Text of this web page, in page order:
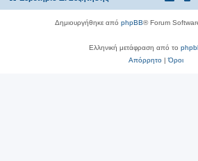
Δημιουργήθηκε από phpBB® Forum
Ελληνική μετάφραση από το
Απόρρητο|Όροι